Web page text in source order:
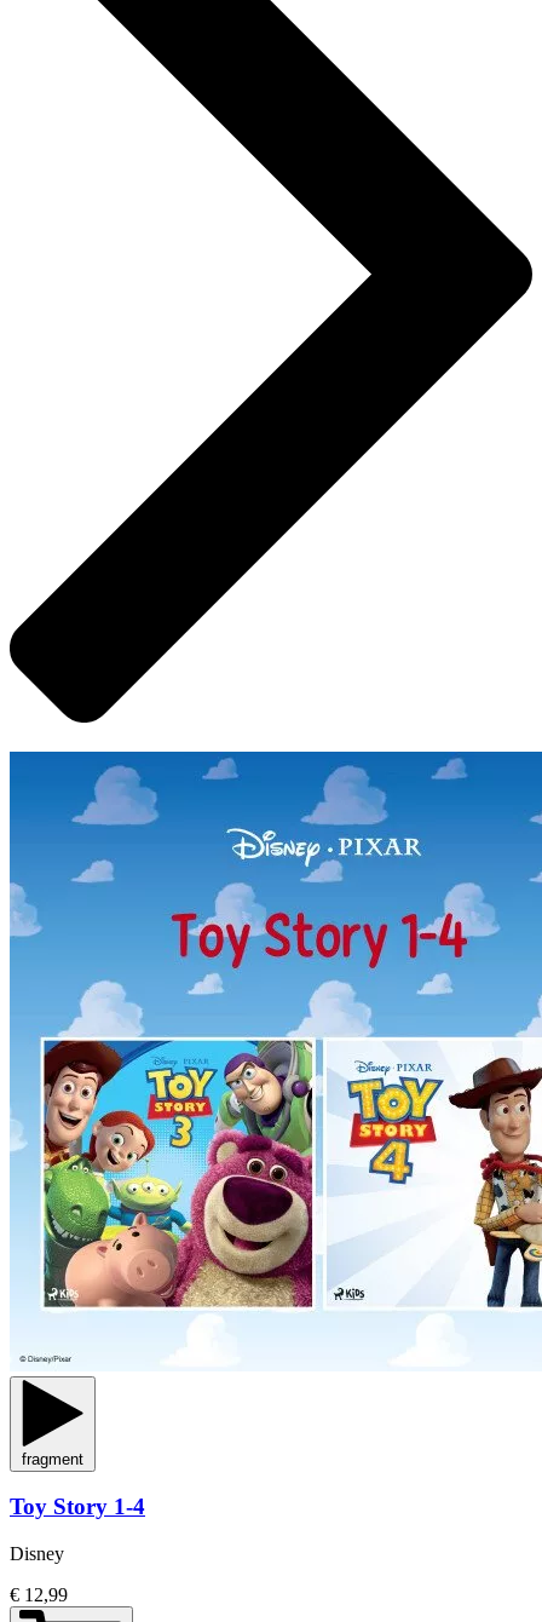
fragment
Toy Story 1-4
Disney
€ 12,99